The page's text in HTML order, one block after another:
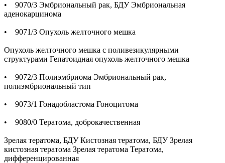
• 9070/3 Эмбриональный рак, БДУ Эмбриональная
аденокарцинома
• 9071/3 Опухоль желточного мешка
Опухоль желточного мешка с поливезикулярными
структурами Гепатоидная опухоль желточного мешка
• 9072/3 Полиэмбриома Эмбриональный рак,
полиэмбриональный тип
• 9073/1 Гонадобластома Гоноцитома
• 9080/0 Тератома, доброкачественная
Зрелая тератома, БДУ Кистозная тератома, БДУ Зрелая
кистозная тератома Зрелая тератома Тератома,
дифференцированная